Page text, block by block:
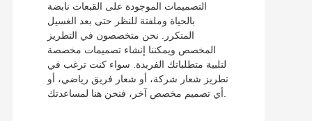
التصميمات الموجودة على القبعات نابضة
بالحياة وملفتة للنظر حتى بعد الغسيل
المتكرر. نحن متخصصون في التطريز
المخصص ويمكننا إنشاء تصميمات مخصصة
لتلبية متطلباتك الفريدة. سواء كنت ترغب في
تطريز شعار شركة، أو شعار فريق رياضي، أو